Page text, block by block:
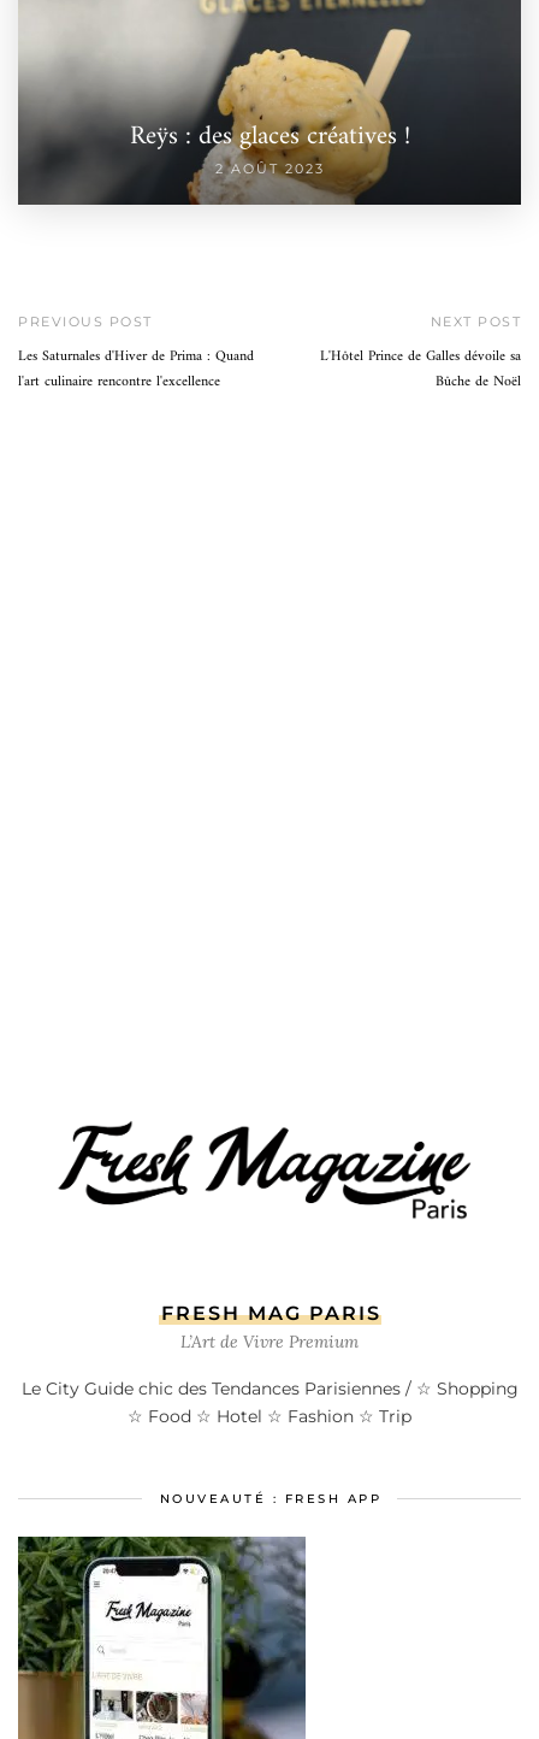
Reÿs : des glaces créatives !
2 AOÛT 2023
PREVIOUS POST
Les Saturnales d'Hiver de Prima : Quand
l'art culinaire rencontre l'excellence
NEXT POST
L'Hôtel Prince de Galles dévoile sa
Bûche de Noël
FRESH MAG PARIS
L’Art de Vivre Premium
Le City Guide chic des Tendances Parisiennes / ☆ Shopping
☆ Food ☆ Hotel ☆ Fashion ☆ Trip
NOUVEAUTÉ : FRESH APP